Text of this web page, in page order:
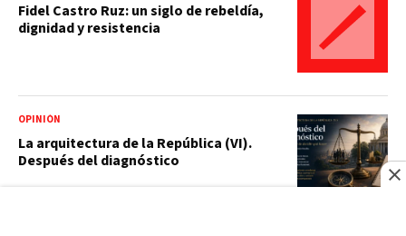
Fidel Castro Ruz: un siglo de rebeldía,
dignidad y resistencia
OPINIÓN
La arquitectura de la República (VI).
Después del diagnóstico